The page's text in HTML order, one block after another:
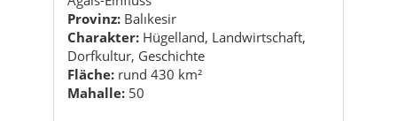
Provinz: Balıkesir
Charakter: Hügelland, Landwirtschaft,
Dorfkultur, Geschichte
Fläche: rund 430 km²
Mahalle: 50